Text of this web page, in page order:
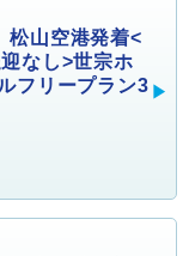
松山空港発着<
なし>世宗ホ
フリープラン3